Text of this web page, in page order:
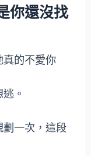
你還沒找
真的不愛你
。
一次，這段